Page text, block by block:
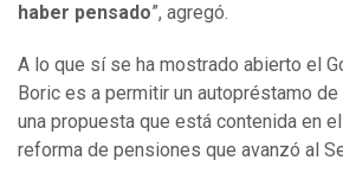
haber pensado”, agregó.
A lo que sí se ha mostrado abierto el
Boric es a permitir un autopréstamo
una propuesta que está contenida en
reforma de pensiones que avanzó al